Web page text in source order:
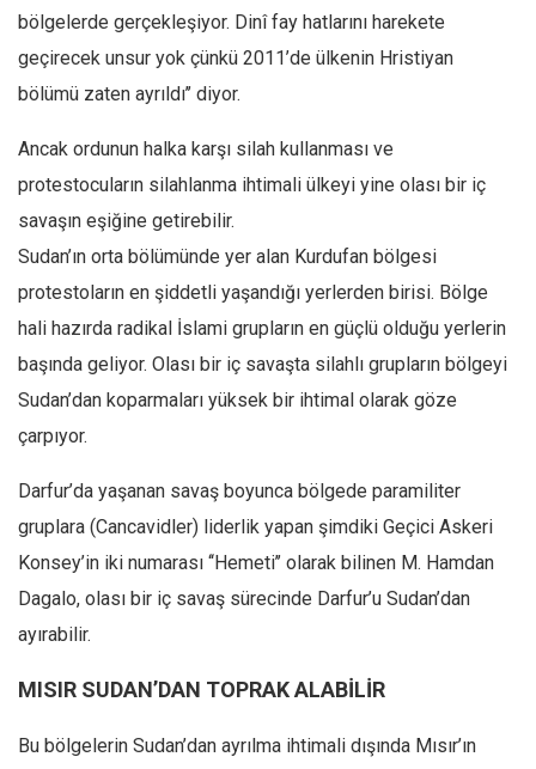
bölgelerde gerçekleşiyor. Dinî fay hatlarını harekete
geçirecek unsur yok çünkü 2011’de ülkenin Hristiyan
bölümü zaten ayrıldı’’ diyor.
Ancak ordunun halka karşı silah kullanması ve
protestocuların silahlanma ihtimali ülkeyi yine olası bir iç
savaşın eşiğine getirebilir.
Sudan’ın orta bölümünde yer alan Kurdufan bölgesi
protestoların en şiddetli yaşandığı yerlerden birisi. Bölge
hali hazırda radikal İslami grupların en güçlü olduğu yerlerin
başında geliyor. Olası bir iç savaşta silahlı grupların bölgeyi
Sudan’dan koparmaları yüksek bir ihtimal olarak göze
çarpıyor.
Darfur’da yaşanan savaş boyunca bölgede paramiliter
gruplara (Cancavidler) liderlik yapan şimdiki Geçici Askeri
Konsey’in iki numarası ‘‘Hemeti’’ olarak bilinen M. Hamdan
Dagalo, olası bir iç savaş sürecinde Darfur’u Sudan’dan
ayırabilir.
MISIR SUDAN’DAN TOPRAK ALABİLİR
Bu bölgelerin Sudan’dan ayrılma ihtimali dışında Mısır’ın